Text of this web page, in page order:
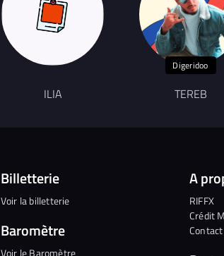
ILIA
Digeridoo
TEREB
Billetterie
Voir la billetterie
Baromètre
Voir le Baromètre
A
RIFFX
Crédit
Contact